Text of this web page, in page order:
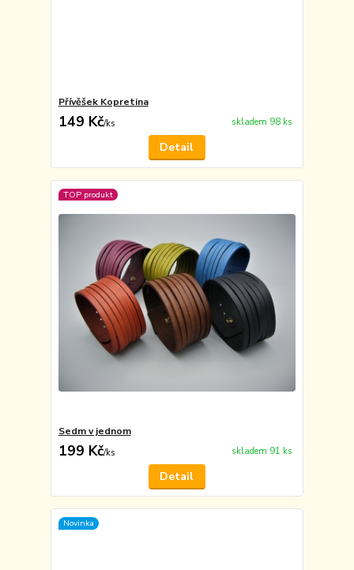
Přívěšek Kopretina
149 Kč/ks skladem 98 ks
Detail
TOP produkt
Sedm v jednom
199 Kč/ks skladem 91 ks
Detail
Novinka